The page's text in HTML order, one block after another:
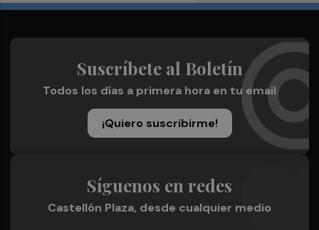
Suscríbete al Boletín
Todos los días a primera hora en tu email
¡Quiero suscribirme!
Síguenos en redes
Castellón Plaza, desde cualquier medio